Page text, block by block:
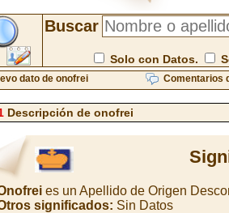
Buscar
Solo con Datos.
dato de onofrei Comentarios
Descripción de onofrei
es un Apellido de Origen
significados: Sin Datos